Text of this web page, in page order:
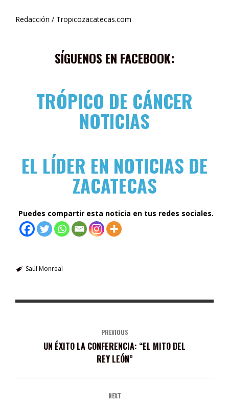
Redacción / Tropicozacatecas.com
SÍGUENOS EN FACEBOOK:
TRÓPICO DE CÁNCER
NOTICIAS
EL LÍDER EN NOTICIAS DE
ZACATECAS
Puedes compartir esta noticia en tus redes sociales.
Saúl Monreal
PREVIOUS
UN ÉXITO LA CONFERENCIA: “EL MITO DEL
REY LEÓN”
NEXT